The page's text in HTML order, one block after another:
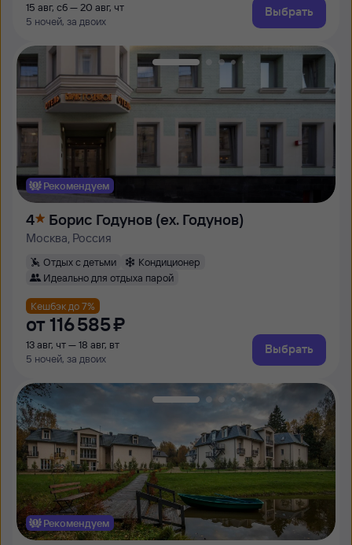
15 авг, сб — 20 авг, чт
5 ночей, за двоих
Выбрать
Рекомендуем
4 Борис Годунов (ex. Годунов)
Москва, Россия
Отдых с детьми
Кондиционер
Идеально для отдыха парой
Кешбэк до 7%
от 116 ⁠585 ⁠₽
13 авг, чт — 18 авг, вт
5 ночей, за двоих
Выбрать
Рекомендуем